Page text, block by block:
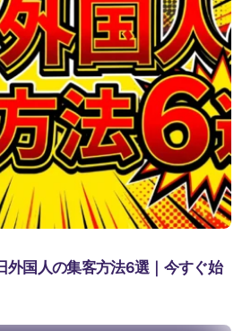
外国人の集客方法6選｜今すぐ始